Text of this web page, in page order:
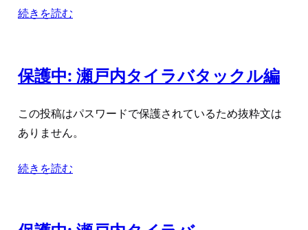
続きを読む
保護中: 瀬戸内タイラバタックル編
この投稿はパスワードで保護されているため抜粋文は
ありません。
続きを読む